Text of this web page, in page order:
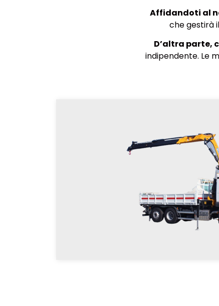
Affidandoti al
che gestirà
D’altra parte,
indipendente. Le